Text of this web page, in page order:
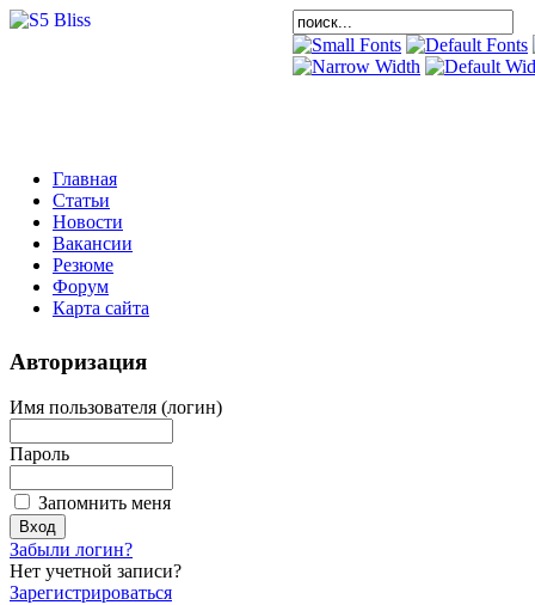
Главная
Статьи
Новости
Вакансии
Резюме
Форум
Карта сайта
Авторизация
Имя пользователя (логин)
Пароль
Запомнить меня
Забыли логин?
Нет учетной записи?
Зарегистрироваться